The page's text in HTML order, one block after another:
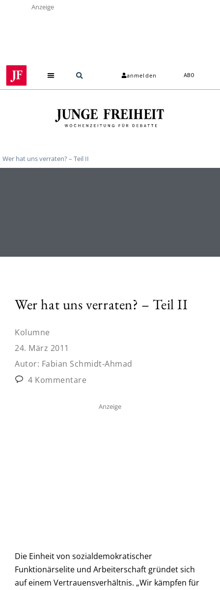
Anzeige
anmelden ABO
Wer hat uns verraten? – Teil II
Wer hat uns verraten? – Teil II
Kolumne
24. März 2011
Autor: Fabian Schmidt-Ahmad
4 Kommentare
Anzeige
Die Einheit von sozialdemokratischer
Funktionärselite und Arbeiterschaft gründet sich
auf einem Vertrauensverhältnis. „Wir kämpfen für